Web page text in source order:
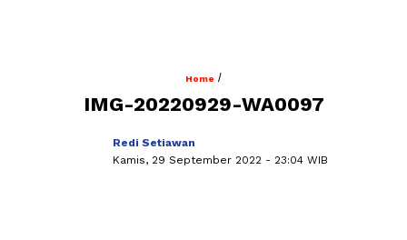
Home /
IMG-20220929-WA0097
Redi Setiawan
Kamis, 29 September 2022 - 23:04 WIB